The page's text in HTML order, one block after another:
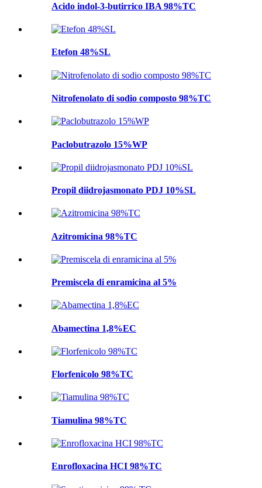
Acido indol-3-butirrico IBA 98%TC
Etefon 48%SL
Nitrofenolato di sodio composto 98%TC
Paclobutrazolo 15%WP
Propil diidrojasmonato PDJ 10%SL
Azitromicina 98%TC
Premiscela di enramicina al 5%
Abamectina 1,8%EC
Florfenicolo 98%TC
Tiamulina 98%TC
Enrofloxacina HCI 98%TC